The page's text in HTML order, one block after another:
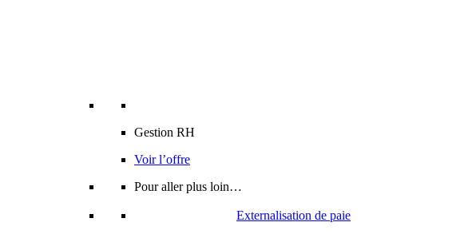
Gestion RH
Voir l’offre
Pour aller plus loin…
Externalisation de paie